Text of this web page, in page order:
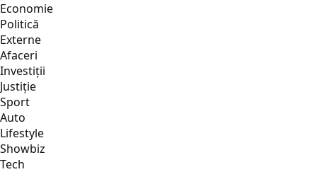
Economie
Politică
Externe
Afaceri
Investiții
Justiţie
Sport
Auto
Lifestyle
Showbiz
Tech